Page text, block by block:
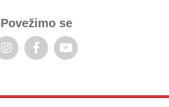
Povežimo se